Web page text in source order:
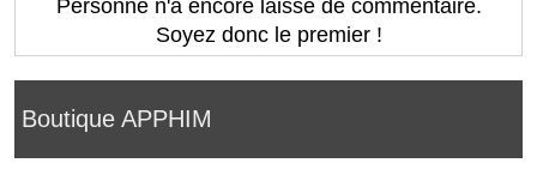
Boutique APPHIM
Personne n'a encore laissé de commentaire.
Soyez donc le premier !